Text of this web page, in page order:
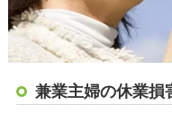
兼業主婦の休業